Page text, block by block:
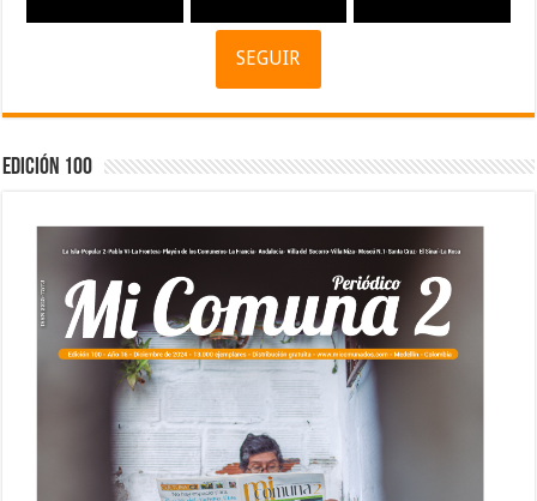
SEGUIR
Edición 100